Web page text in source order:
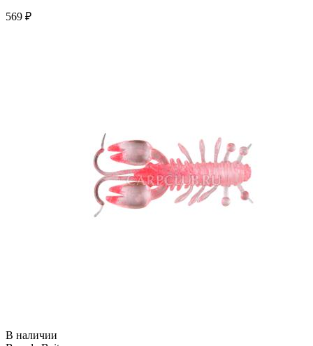
569 ₽
В наличии